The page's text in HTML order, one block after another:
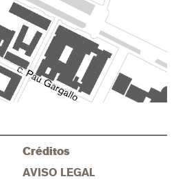
objeto autónomo tendría que
Créditos
AVISO LEGAL